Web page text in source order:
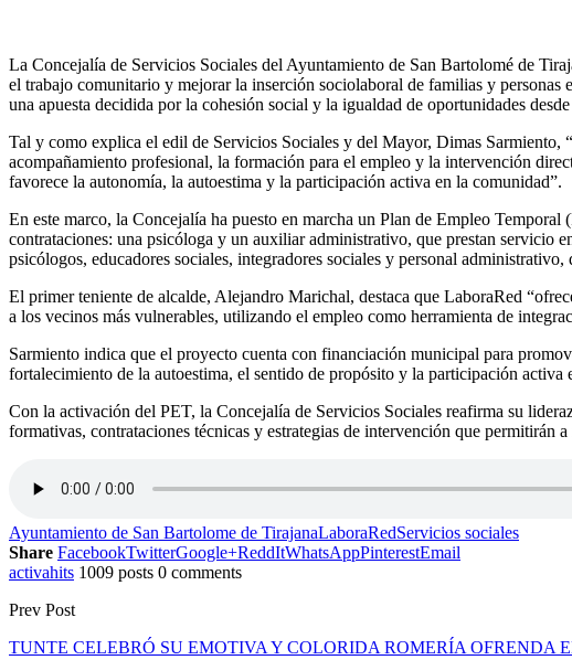
La Concejalía de Servicios Sociales del Ayuntamiento de San Bartolomé de
el trabajo comunitario y mejorar la inserción sociolaboral de familias y
una apuesta decidida por la cohesión social y la igualdad de oportunidades
Tal y como explica el edil de Servicios Sociales y del Mayor, Dimas Sarmiento,
acompañamiento profesional, la formación para el empleo y la intervención
favorece la autonomía, la autoestima y la participación activa en la comunidad”.
En este marco, la Concejalía ha puesto en marcha un Plan de Empleo
contrataciones: una psicóloga y un auxiliar administrativo, que prestan servicio
psicólogos, educadores sociales, integradores sociales y personal
El primer teniente de alcalde, Alejandro Marichal, destaca que LaboraRed
a los vecinos más vulnerables, utilizando el empleo como herramienta de
Sarmiento indica que el proyecto cuenta con financiación municipal para
fortalecimiento de la autoestima, el sentido de propósito y la participación activa
Con la activación del PET, la Concejalía de Servicios Sociales reafirma su
formativas, contrataciones técnicas y estrategias de intervención que
Ayuntamiento de San Bartolome de TirajanaLaboraRedServicios sociales
Share FacebookTwitterGoogle+ReddItWhatsAppPinterestEmail
activahits 1009 posts 0 comments
Prev Post
TUNTE CELEBRÓ SU EMOTIVA Y COLORIDA ROMERÍA OFRENDA